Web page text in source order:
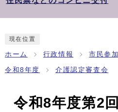
現在位置
ホーム 行政情報 市民参加
令和8年度 介護認定審査会
令和8年度第2